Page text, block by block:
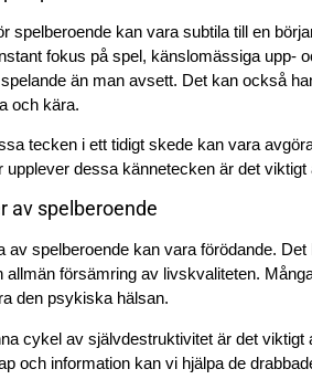
spelberoende kan vara subtila till en
fokus på spel, känslomässiga upp-
än man avsett. Det kan också
och kära.
tecken i ett tidigt skede kan vara
upplever dessa kännetecken är det
av spelberoende
av spelberoende kan vara förödande.
allmän försämring av livskvaliteten.
den psykiska hälsan.
cykel av självdestruktivitet är det
och information kan vi hjälpa de